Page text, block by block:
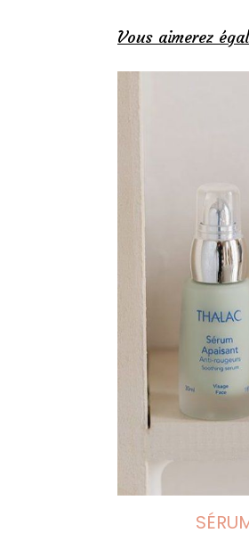
Vous aimerez